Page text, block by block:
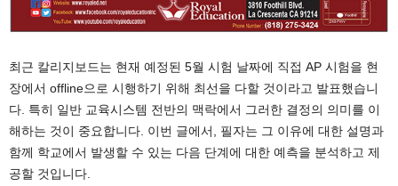
최근 칼리지보드는 현재 예정된 5월 시험 날짜에 직접 AP 시험을 현
장에서 offline으로 시행하기 위해 최선을 다할 것이라고 발표했습니
다. 특히 일반 교육시스템 전반의 맥락에서 그러한 결정의 의미를 이
해하는 것이 중요합니다. 이번 글에서, 필자는 그 이유에 대한 설명과
함께 학교에서 발생할 수 있는 다음 단계에 대한 예측을 분석하고 제
공할 것입니다.